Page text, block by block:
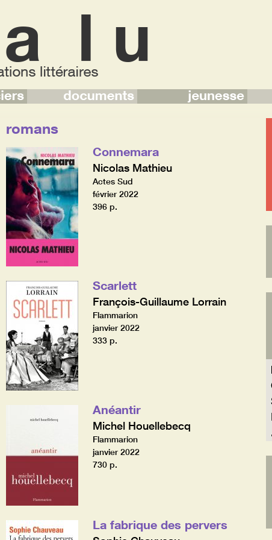
romans
Connemara
Nicolas Mathieu
Actes Sud
février 2022
396 p.
Scarlett
François-Guillaume Lorrain
Flammarion
janvier 2022
333 p.
Anéantir
Michel Houellebecq
Flammarion
janvier 2022
730 p.
La fabrique des pervers